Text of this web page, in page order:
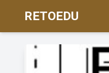
RETOEDU